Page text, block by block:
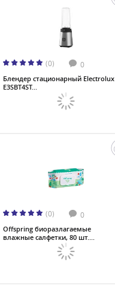
(0) 0
Блендер стационарный Electrolux
E3SBT4ST...
(0) 0
Offspring биоразлагаемые
влажные салфетки, 80 шт....